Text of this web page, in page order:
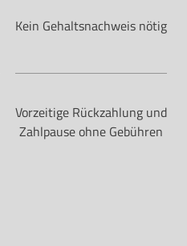
Kein Gehaltsnachweis nötig
Vorzeitige Rückzahlung und
Zahlpause ohne Gebühren